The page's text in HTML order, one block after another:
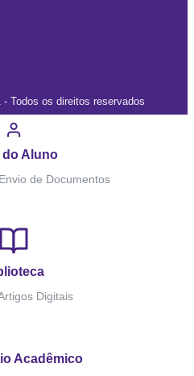
Todos os direitos reservados
do Aluno
de Documentos
Digitais
Acadêmico